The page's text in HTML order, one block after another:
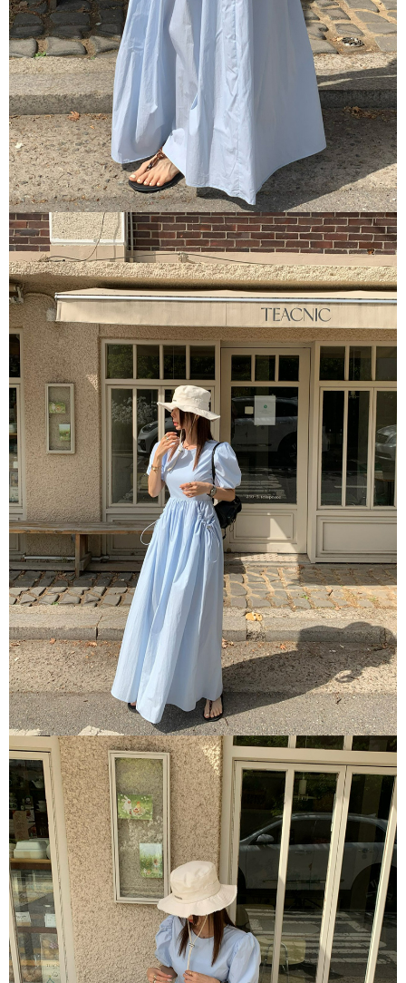
１．透過由恩沛科技股份有限公司提供之「AFTEE先享後付」服務完成之交
易，需依本服務之必要範圍內提供個人資料，並將交易相關給付款項請求債
權轉讓予恩沛科技股份有限公司。
２．關於個人資料處理事宜，請瀏覽以下網址：
https://aftee.tw/terms/#terms3
３．未成年的使用者請事先徵得法定代理人或監護人之同意方可使用
「AFTEE先享後付」，若未經同意申辦者引起之損失，本公司不負相關責
任。
４．使用「AFTEE先享後付」時，將依據個別帳號之用戶狀況，依本公司即
時審查核予不同之上限額度；若仍有額度不足之情形，本公司將視審查結果
請求用戶進行身份認證。
５．嚴禁一人註冊多個帳號或使用他人資訊註冊。若發現惡意使用之情形，
恩沛科技股份有限公司將有權停止該用戶之使用額度並採取法律行動。
每筆NT$80，滿NT$1,500(含以上)免運費
付款後7-11取貨
每筆NT$80，滿NT$1,500(含以上)免運費
宅配
每筆NT$100，滿NT$1,500(含以上)免運費
海外宅配 查看運費